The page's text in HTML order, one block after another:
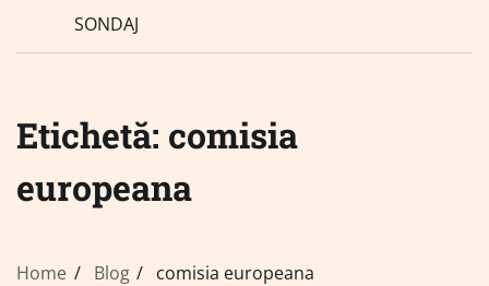
SONDAJ
Etichetă: comisia
europeana
Home Blog comisia europeana